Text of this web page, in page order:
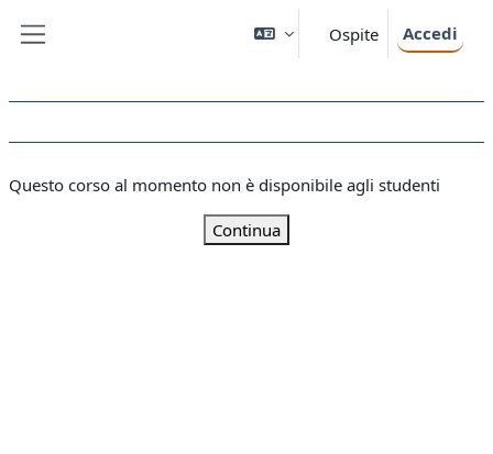
Ospite Accedi
Questo corso al momento non è disponibile agli studenti
Continua